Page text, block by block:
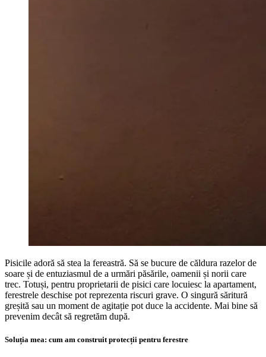
Pisicile adoră să stea la fereastră. Să se bucure de căldura razelor de
soare și de entuziasmul de a urmări păsările, oamenii și norii care
trec. Totuși, pentru proprietarii de pisici care locuiesc la apartament,
ferestrele deschise pot reprezenta riscuri grave. O singură săritură
greșită sau un moment de agitație pot duce la accidente. Mai bine să
prevenim decât să regretăm după.
Soluția mea: cum am construit protecții pentru ferestre